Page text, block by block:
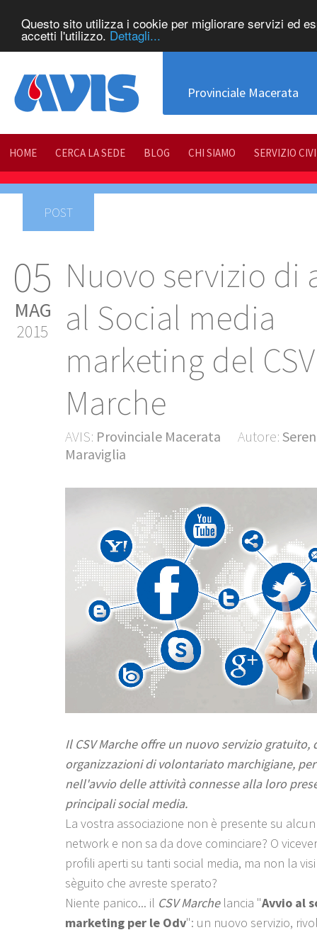
Questo sito utilizza i cookie per migliorare servizi ed
accetti l'utilizzo. Dettagli...
Provinciale Macerata
HOME CERCA LA SEDE BLOG CHI SIAMO SERVIZIO
POST
05
MAG
2015
Nuovo servizio di
al Social media
marketing del CSV
Marche
AVIS: Provinciale Macerata Autore:
Maraviglia
Il CSV Marche offre un nuovo servizio gratuito,
organizzazioni di volontariato marchigiane,
nell'avvio delle attività connesse alla loro
principali social media.
La vostra associazione non è presente su
network e non sa da dove cominciare? O
profili aperti su tanti social media, ma non la
sèguito che avreste sperato?
Niente panico... il CSV Marchelancia "Avvio al
marketing per le Odv": un nuovo servizio,